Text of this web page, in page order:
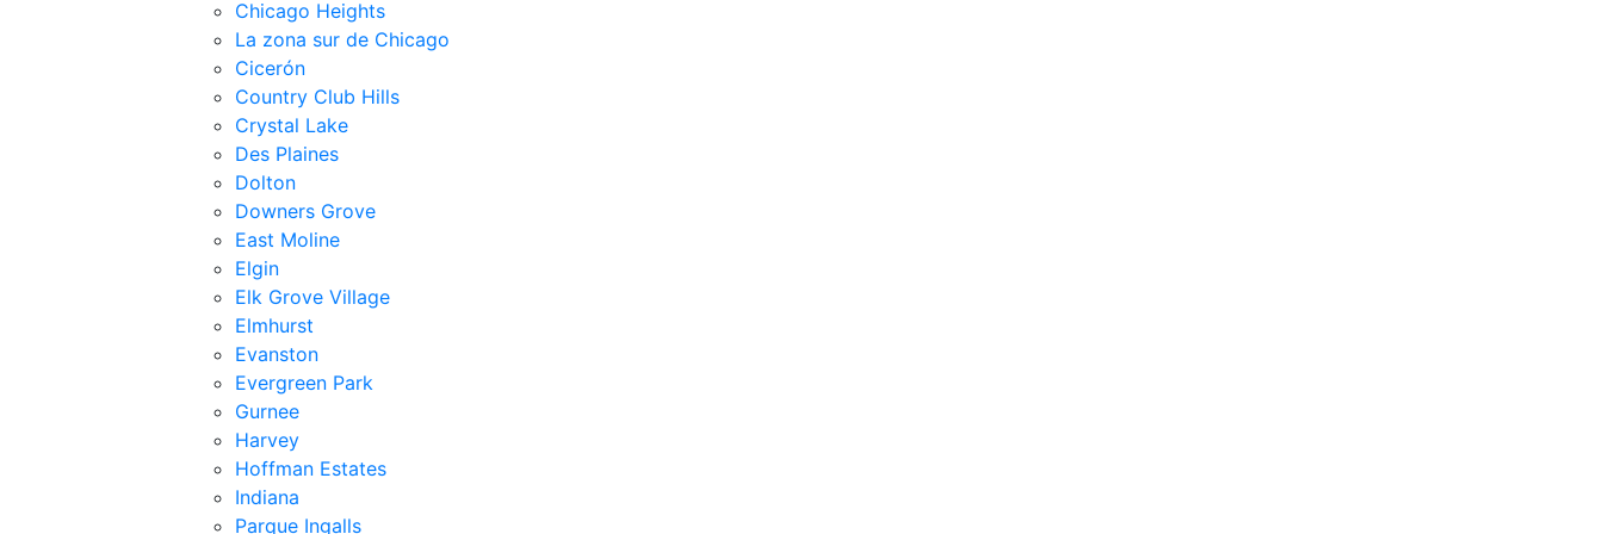
Chicago Heights
La zona sur de Chicago
Cicerón
Country Club Hills
Crystal Lake
Des Plaines
Dolton
Downers Grove
East Moline
Elgin
Elk Grove Village
Elmhurst
Evanston
Evergreen Park
Gurnee
Harvey
Hoffman Estates
Indiana
Parque Ingalls